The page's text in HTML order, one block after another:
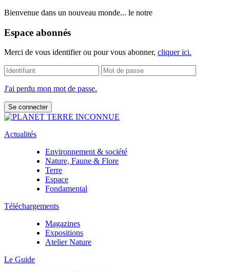
Bienvenue dans un nouveau monde... le notre
Espace abonnés
Merci de vous identifier ou pour vous abonner, cliquer ici.
J'ai perdu mon mot de passe.
Actualités
Environnement & société
Nature, Faune & Flore
Terre
Espace
Fondamental
Téléchargements
Magazines
Expositions
Atelier Nature
Le Guide